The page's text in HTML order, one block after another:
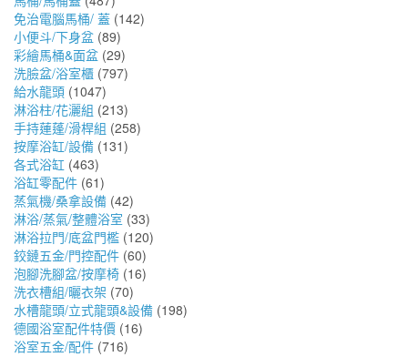
免治電腦馬桶/ 蓋 (142)
小便斗/下身盆 (89)
彩繪馬桶&面盆 (29)
洗臉盆/浴室櫃 (797)
給水龍頭 (1047)
淋浴柱/花灑組 (213)
手持蓮蓬/滑桿組 (258)
按摩浴缸/設備 (131)
各式浴缸 (463)
浴缸零配件 (61)
蒸氣機/桑拿設備 (42)
淋浴/蒸氣/整體浴室 (33)
淋浴拉門/底盆門檻 (120)
鉸鏈五金/門控配件 (60)
泡腳洗腳盆/按摩椅 (16)
洗衣槽組/曬衣架 (70)
水槽龍頭/立式龍頭&設備 (198)
德國浴室配件特價 (16)
浴室五金/配件 (716)